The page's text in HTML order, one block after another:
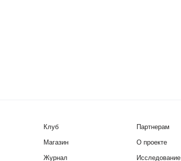
Клуб
Магазин
Журнал
Партнерам
О проекте
Исследование